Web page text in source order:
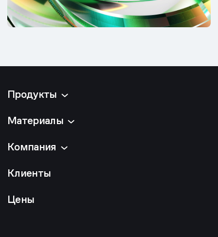
Продукты
Материалы
Компания
Клиенты
Цены